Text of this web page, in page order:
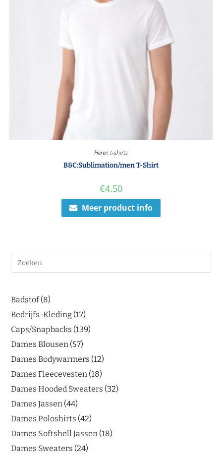
Heren t-shirts
B&C:Sublimation/men T-Shirt
€4.50
Meer product info
Badstof 8
Bedrijfs-Kleding 17
Caps/Snapbacks 139
Dames Blousen 57
Dames Bodywarmers 12
Dames Fleecevesten 18
Dames Hooded Sweaters 32
Dames Jassen 44
Dames Poloshirts 42
Dames Softshell Jassen 18
Dames Sweaters 24